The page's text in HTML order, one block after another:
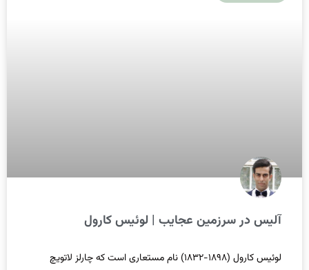
آلیس در سرزمین عجایب | لوئیس کارول
لوئیس کارول (۱۸۹۸-۱۸۳۲) نام مستعاری است که چارلز لاتویچ